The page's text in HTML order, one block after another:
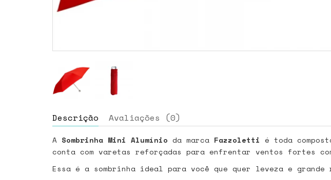
Descrição Avaliações (0)
A Sombrinha Mini Alumínio da marca Fazzoletti é toda
conta com varetas reforçadas para enfrentar ventos fortes
Essa é a sombrinha ideal para você que quer leveza e